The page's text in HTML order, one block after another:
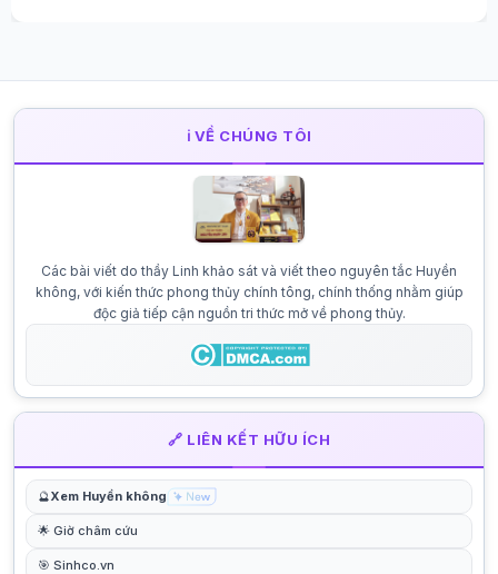
ℹ️ VỀ CHÚNG TÔI
Các bài viết do thầy Linh khảo sát và viết theo nguyên tắc Huyền
không, với kiến thức phong thủy chính tông, chính thống nhằm giúp
độc giả tiếp cận nguồn tri thức mở về phong thủy.
🔗 LIÊN KẾT HỮU ÍCH
🔮Xem Huyền không
🌟 Giờ châm cứu
🎯 Sinhco.vn